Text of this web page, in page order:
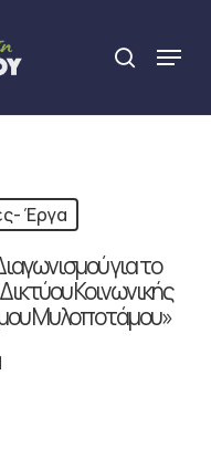
search
Menu
Έργα
για το
Κοινωνικής
Μυλοποτάμου»
Close